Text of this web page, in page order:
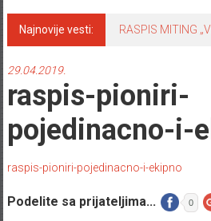
Najnovije vesti: RASPIS MITING
29.04.2019.
raspis-pioniri-
pojedinacno-i-
raspis-pioniri-pojedinacno-i-ekipno
Podelite sa prijateljima... 0